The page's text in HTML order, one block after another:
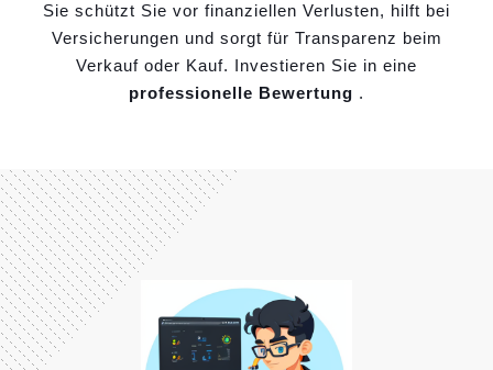
Sie schützt Sie vor finanziellen Verlusten, hilft bei
Versicherungen und sorgt für Transparenz beim
Verkauf oder Kauf. Investieren Sie in eine
professionelle Bewertung .